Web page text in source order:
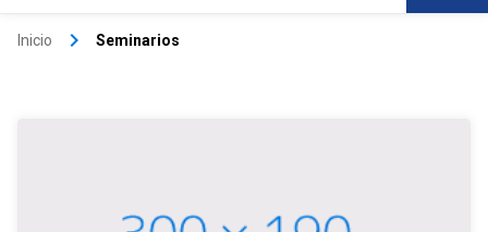
Inicio keyboard_arrow_right Seminarios